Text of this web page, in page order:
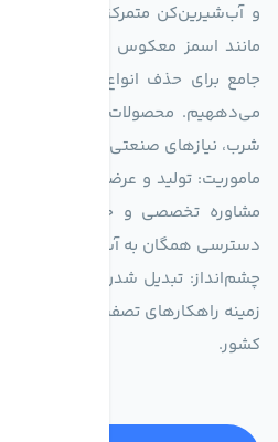
و آب‌شیرین‌کن متمرکز است. ما با
جامع برای حذف انواع آلاینده‌ها،
می‌دههیم. محصولات ما برای مصارف
شرب، نیازهای صنعتی و کشاورزی
ماموریت: تولید و عرضه محصولاتی با
مشاوره تخصصی و خدمات پس از
دسترسی همگان به آب پاک و سالم.
چشم‌انداز: تبدیل شدن به انتخاب
زمینه راهکارهای تصفیه آب و ایفای
کشور.